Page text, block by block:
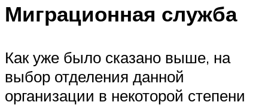
Миграционная служба
Как уже было сказано выше, на
выбор отделения данной
организации в некоторой степени